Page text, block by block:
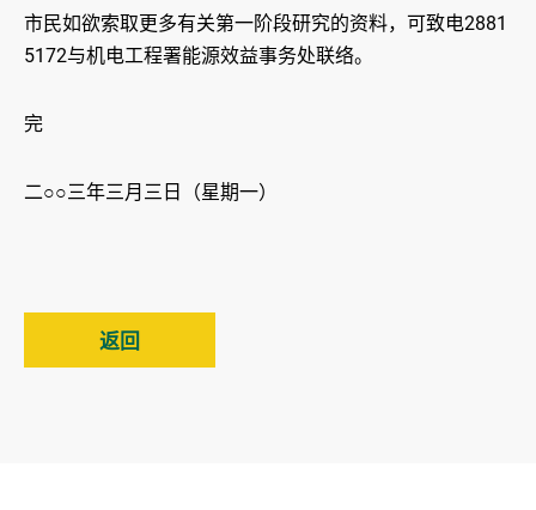
市民如欲索取更多有关第一阶段研究的资料，可致电2881
5172与机电工程署能源效益事务处联络。
完
二○○三年三月三日（星期一）
返回